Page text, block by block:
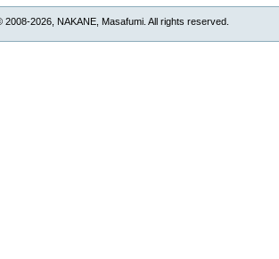
2008-2026, NAKANE, Masafumi. All rights reserved.